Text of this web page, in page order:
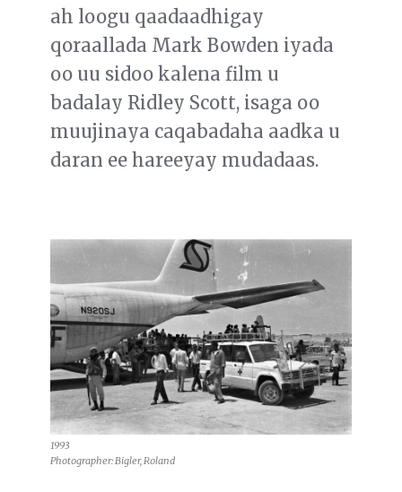
ah loogu qaadaadhigay
qoraallada Mark Bowden iyada
oo uu sidoo kalena film u
badalay Ridley Scott, isaga oo
muujinaya caqabadaha aadka u
daran ee hareeyay mudadaas.
1993
Photographer: Bigler, Roland